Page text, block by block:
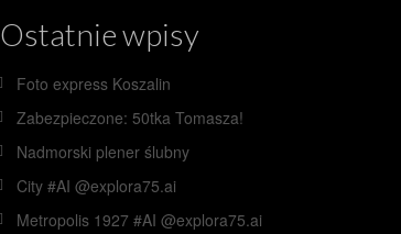
Ostatnie wpisy
Foto express Koszalin
Zabezpieczone: 50tka Tomasza!
Nadmorski plener ślubny
City #AI @explora75.ai
Metropolis 1927 #AI @explora75.ai